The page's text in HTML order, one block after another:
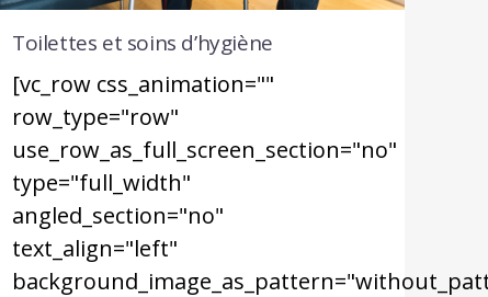
Toilettes et soins d’hygiène
[vc_row css_animation=""
row_type="row"
use_row_as_full_screen_section="no"
type="full_width"
angled_section="no"
text_align="left"